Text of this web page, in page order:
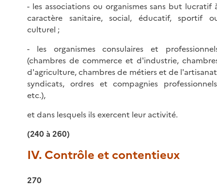
- les associations ou organismes sans but lucratif
caractère sanitaire, social, éducatif, sportif
culturel ;
- les organismes consulaires et
(chambres de commerce et d'industrie,
d'agriculture, chambres de métiers et de
syndicats, ordres et compagnies
etc.),
et dans lesquels ils exercent leur activité.
(240 à 260)
IV. Contrôle et contentieux
270